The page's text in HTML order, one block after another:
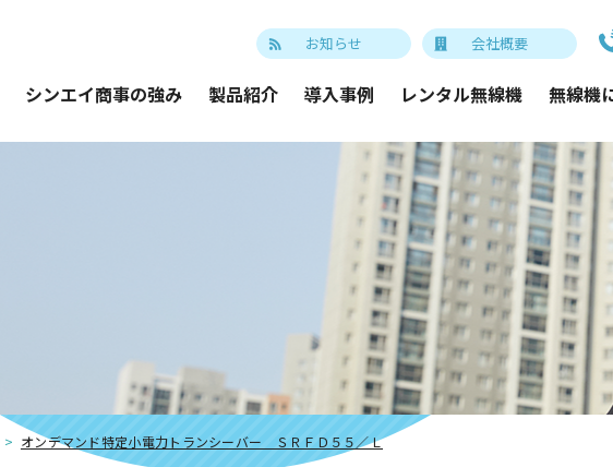
お知らせ 会社概要
シンエイ商事の強み 製品紹介 導入事例 レンタル無線機 無線機
オンデマンド特定小電力トランシーバー ＳＲＦＤ５５／Ｌ